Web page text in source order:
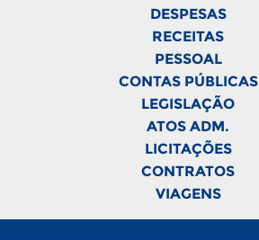
DESPESAS
RECEITAS
PESSOAL
CONTAS PÚBLICAS
LEGISLAÇÃO
ATOS ADM.
LICITAÇÕES
CONTRATOS
VIAGENS